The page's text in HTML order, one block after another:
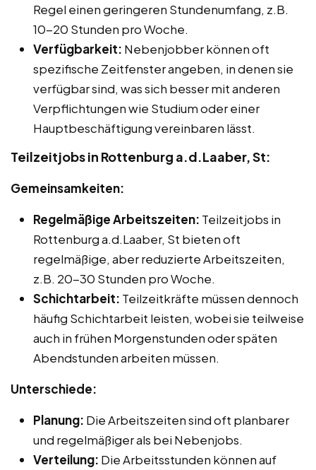
Regel einen geringeren Stundenumfang, z.B.
10-20 Stunden pro Woche.
Verfügbarkeit: Nebenjobber können oft
spezifische Zeitfenster angeben, in denen sie
verfügbar sind, was sich besser mit anderen
Verpflichtungen wie Studium oder einer
Hauptbeschäftigung vereinbaren lässt.
Teilzeitjobs in Rottenburg a.d.Laaber, St:
Gemeinsamkeiten:
Regelmäßige Arbeitszeiten: Teilzeitjobs in
Rottenburg a.d.Laaber, St bieten oft
regelmäßige, aber reduzierte Arbeitszeiten,
z.B. 20-30 Stunden pro Woche.
Schichtarbeit: Teilzeitkräfte müssen dennoch
häufig Schichtarbeit leisten, wobei sie teilweise
auch in frühen Morgenstunden oder späten
Abendstunden arbeiten müssen.
Unterschiede:
Planung: Die Arbeitszeiten sind oft planbarer
und regelmäßiger als bei Nebenjobs.
Verteilung: Die Arbeitsstunden können auf